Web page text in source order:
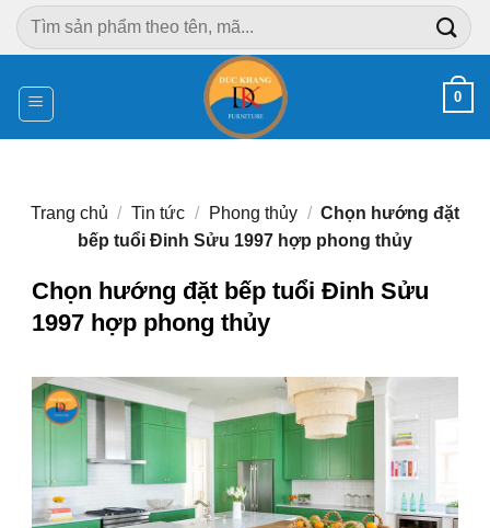
Chuyển
đến
dung
Tìm
kiếm:
0
Trang chủ / Tin tức / Phong thủy / Chọn hướng đặt
bếp tuổi Đinh Sửu 1997 hợp phong thủy
Chọn hướng đặt bếp tuổi Đinh Sửu
1997 hợp phong thủy